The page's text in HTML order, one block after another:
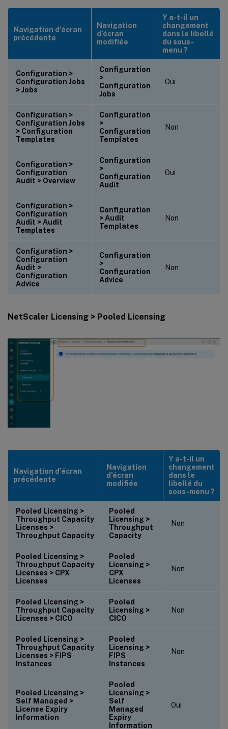
Navigation d’écran
précédente
Navigation
d’écran
modifiée
Y a-t-il un
changement
dans le libellé
du sous-
menu ?
Configuration >
Configuration Jobs
> Jobs
Configuration
>
Configuration
Jobs
Oui
Configuration >
Configuration Jobs
> Configuration
Templates
Configuration
>
Configuration
Templates
Non
Configuration >
Configuration
Audit > Overview
Configuration
>
Configuration
Audit
Oui
Configuration >
Configuration
Audit > Audit
Templates
Configuration
> Audit
Templates
Non
Configuration >
Configuration
Audit >
Configuration
Advice
Configuration
>
Configuration
Advice
Non
NetScaler Licensing > Pooled Licensing
Navigation d’écran
précédente
Navigation
d’écran
modifiée
Y a-t-il un
changement
dans le
libellé du
sous-menu ?
Pooled Licensing >
Throughput Capacity
Licenses >
Throughput Capacity
Pooled
Licensing >
Throughput
Capacity
Non
Pooled Licensing >
Throughput Capacity
Licenses > CPX
Licenses
Pooled
Licensing >
CPX
Licenses
Non
Pooled Licensing >
Throughput Capacity
Licenses > CICO
Pooled
Licensing >
CICO
Non
Pooled Licensing >
Throughput Capacity
Licenses > FIPS
Instances
Pooled
Licensing >
FIPS
Instances
Non
Pooled Licensing >
Self Managed >
License Expiry
Information
Pooled
Licensing >
Self
Managed
Expiry
Information
Oui